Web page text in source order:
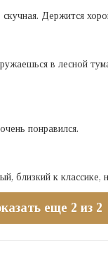
Держится
в лесной
понравился.
близкий к классике,
еще 2 из 2